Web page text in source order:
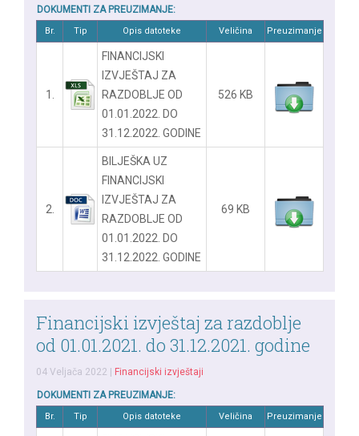
DOKUMENTI ZA PREUZIMANJE:
Br. Tip Opis datoteke Veličina Preuzimanje
1.
FINANCIJSKI
IZVJEŠTAJ ZA
RAZDOBLJE OD
01.01.2022. DO
31.12.2022. GODINE
526 KB
2.
BILJEŠKA UZ
FINANCIJSKI
IZVJEŠTAJ ZA
RAZDOBLJE OD
01.01.2022. DO
31.12.2022. GODINE
69 KB
Financijski izvještaj za razdoblje
od 01.01.2021. do 31.12.2021. godine
04 Veljača 2022 Financijski izvještaji
DOKUMENTI ZA PREUZIMANJE:
Br. Tip Opis datoteke Veličina Preuzimanje